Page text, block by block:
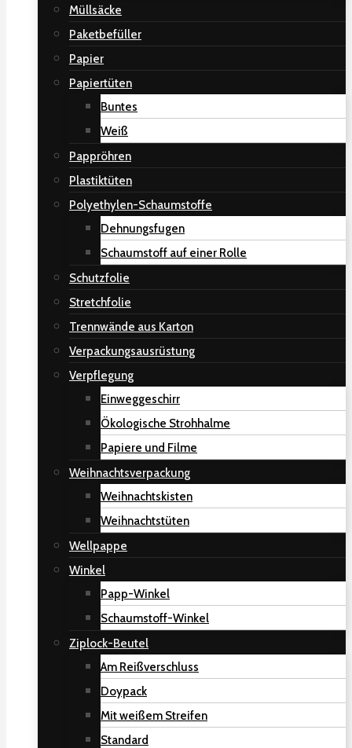
Müllsäcke
Paketbefüller
Papier
Papiertüten
Buntes
Weiß
Pappröhren
Plastiktüten
Polyethylen-Schaumstoffe
Dehnungsfugen
Schaumstoff auf einer Rolle
Schutzfolie
Stretchfolie
Trennwände aus Karton
Verpackungsausrüstung
Verpflegung
Einweggeschirr
Ökologische Strohhalme
Papiere und Filme
Weihnachtsverpackung
Weihnachtskisten
Weihnachtstüten
Wellpappe
Winkel
Papp-Winkel
Schaumstoff-Winkel
Ziplock-Beutel
Am Reißverschluss
Doypack
Mit weißem Streifen
Standard